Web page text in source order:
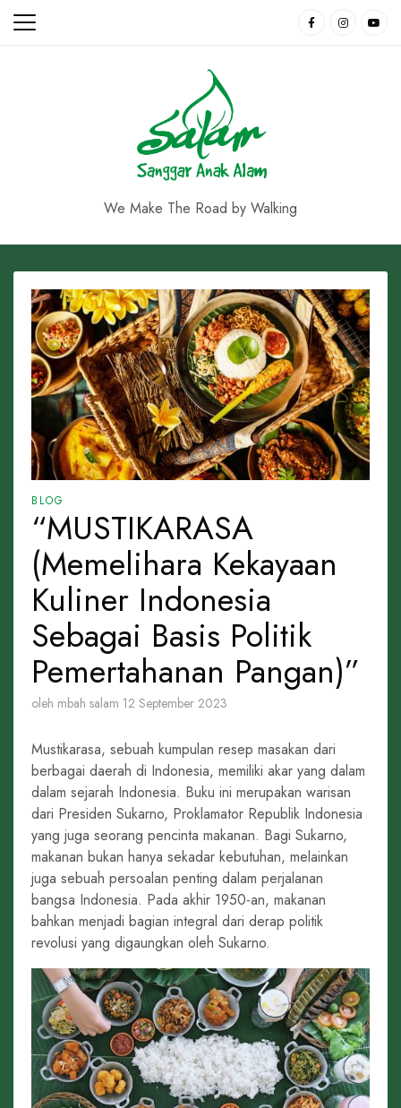
Skip
We Make The Road by Walking
BLOG
“MUSTIKARASA
(Memelihara Kekayaan
Kuliner Indonesia
Sebagai Basis Politik
Pemertahanan Pangan)”
oleh mbah salam 12 September 2023
Mustikarasa, sebuah kumpulan resep masakan dari
berbagai daerah di Indonesia, memiliki akar yang dalam
dalam sejarah Indonesia. Buku ini merupakan warisan
dari Presiden Sukarno, Proklamator Republik Indonesia
yang juga seorang pencinta makanan. Bagi Sukarno,
makanan bukan hanya sekadar kebutuhan, melainkan
juga sebuah persoalan penting dalam perjalanan
bangsa Indonesia. Pada akhir 1950-an, makanan
bahkan menjadi bagian integral dari derap politik
revolusi yang digaungkan oleh Sukarno.